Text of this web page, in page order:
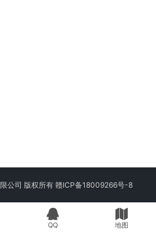
公司 版权所有 赣ICP备18009266号-8
QQ 地图